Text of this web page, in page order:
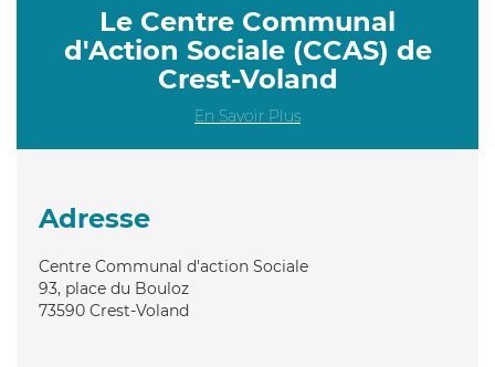
Le Centre Communal
d'Action Sociale (CCAS) de
Crest-Voland
En Savoir Plus
Adresse
Centre Communal d'action Sociale
93, place du Bouloz
73590 Crest-Voland